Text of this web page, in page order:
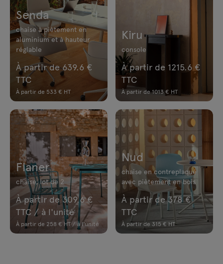
Senda
chaise à piètement en
aluminium et à hauteur
réglable
À partir de 639.6 €
TTC
À partir de 533 € HT
Kiru
console
À partir de 1215.6 €
TTC
À partir de 1013 € HT
Flaner
chaise, lot de 2
À partir de 309.6 €
TTC / à l'unité
À partir de 258 € HT / à l'unité
Nud
chaise en contreplaqué
avec piètement en bois
À partir de 378 €
TTC
À partir de 315 € HT